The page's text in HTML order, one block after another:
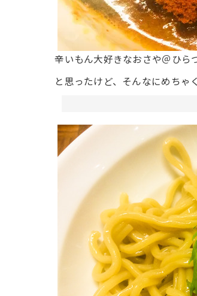
辛いもん大好きなおさや＠ひら
と思ったけど、そんなにめちゃ